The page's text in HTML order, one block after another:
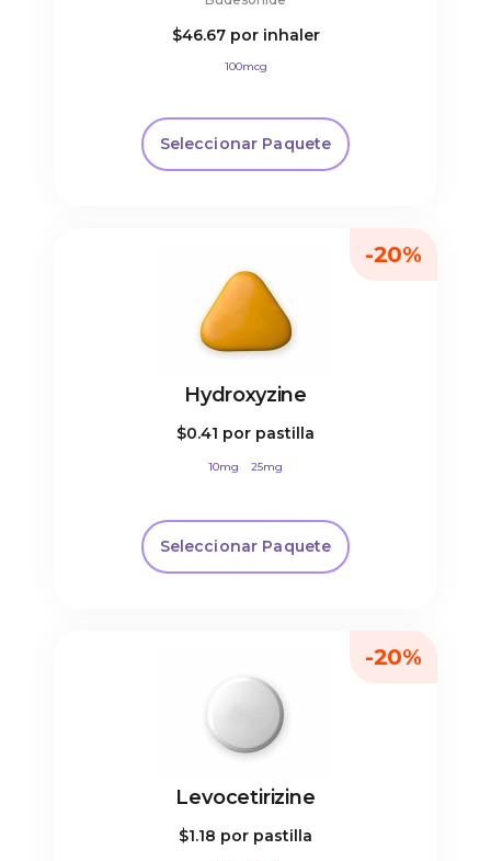
$46.67 por inhaler
100mcg
Seleccionar Paquete
Hydroxyzine
$0.41 por pastilla
10mg 25mg
Seleccionar Paquete
-20%
Levocetirizine
$1.18 por pastilla
-20%